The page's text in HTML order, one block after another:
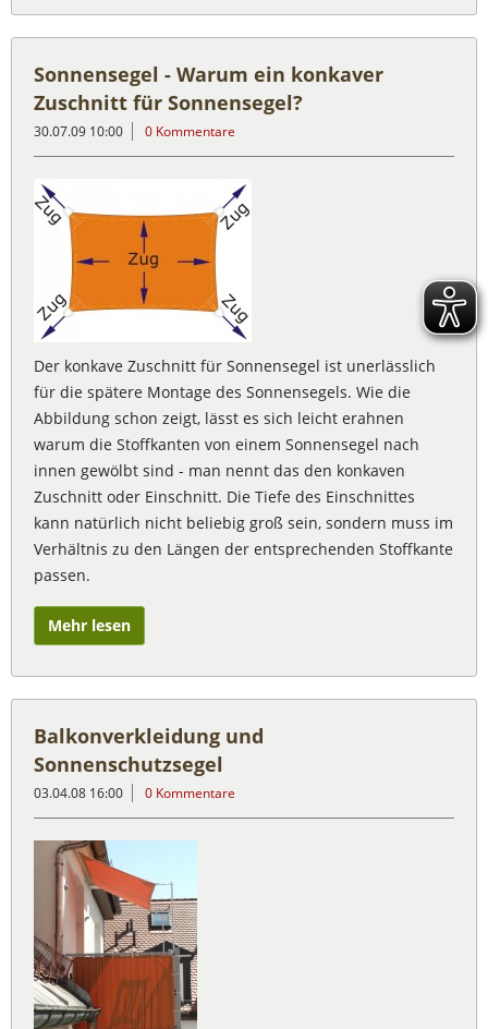
Sonnensegel - Warum ein konkaver
Zuschnitt für Sonnensegel?
30.07.09 10:00 0 Kommentare
Der konkave Zuschnitt für Sonnensegel ist unerlässlich
für die spätere Montage des Sonnensegels. Wie die
Abbildung schon zeigt, lässt es sich leicht erahnen
warum die Stoffkanten von einem Sonnensegel nach
innen gewölbt sind - man nennt das den konkaven
Zuschnitt oder Einschnitt. Die Tiefe des Einschnittes
kann natürlich nicht beliebig groß sein, sondern muss im
Verhältnis zu den Längen der entsprechenden Stoffkante
passen.
Mehr lesen
Balkonverkleidung und
Sonnenschutzsegel
03.04.08 16:00 0 Kommentare